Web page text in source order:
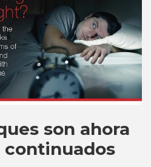
son ahora
continuados